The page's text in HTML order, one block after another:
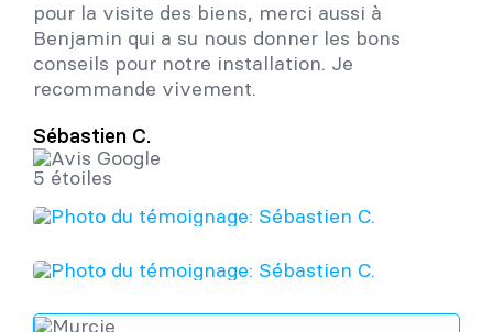
pour la visite des biens, merci aussi à
Benjamin qui a su nous donner les bons
conseils pour notre installation. Je
recommande vivement.
Sébastien C.